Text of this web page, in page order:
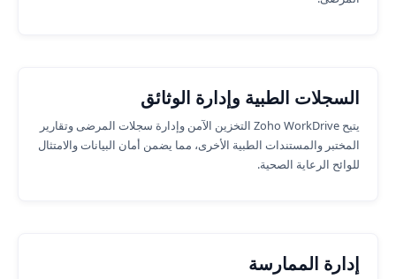
السجلات الطبية وإدارة الوثائق
يتيح Zoho WorkDrive التخزين الآمن وإدارة سجلات المرضى وتقارير
المختبر والمستندات الطبية الأخرى، مما يضمن أمان البيانات والامتثال
للوائح الرعاية الصحية.
إدارة الممارسة